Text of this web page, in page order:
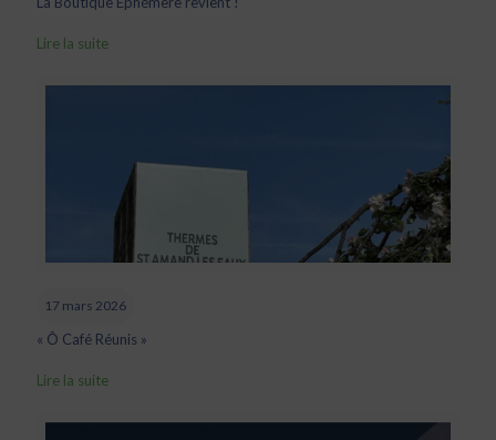
Lire la suite
17 mars 2026
« Ô Café Réunis »
Lire la suite